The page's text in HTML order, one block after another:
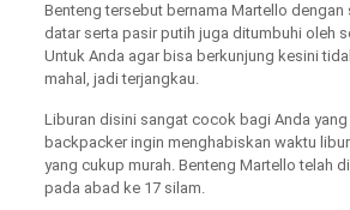
Benteng tersebut bernama Martello dengan
datar serta pasir putih juga ditumbuhi oleh
Untuk Anda agar bisa berkunjung kesini
mahal, jadi terjangkau.
Liburan disini sangat cocok bagi Anda
backpacker ingin menghabiskan waktu
yang cukup murah. Benteng Martello telah
pada abad ke 17 silam.